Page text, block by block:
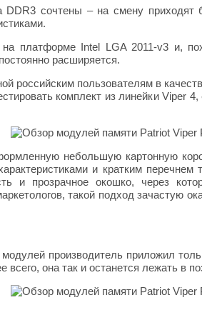
DDR3 сочтены – на смену
платформе Intel LGA 2011-v3 и,
расширяется.
российским пользователям в
комплект из линейки
небольшую картонную
и кратким перечнем
и прозрачное окошко, через
такой подход зачастую
производитель приложил
всего, она так и останется лежать в